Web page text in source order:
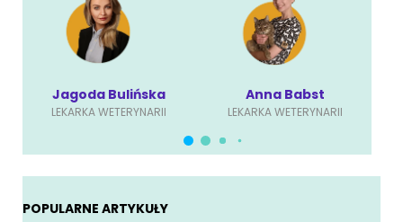
Jagoda Bulińska
LEKARKA WETERYNARII
Anna Babst
LEKARKA WETERYNARII
POPULARNE ARTYKUŁY